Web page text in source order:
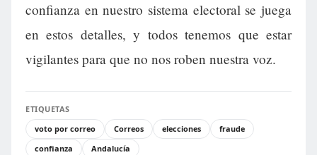
confianza en nuestro sistema electoral se juega
en estos detalles, y todos tenemos que estar
vigilantes para que no nos roben nuestra voz.
ETIQUETAS
voto por correo
Correos elecciones
fraude
confianza
Andalucía